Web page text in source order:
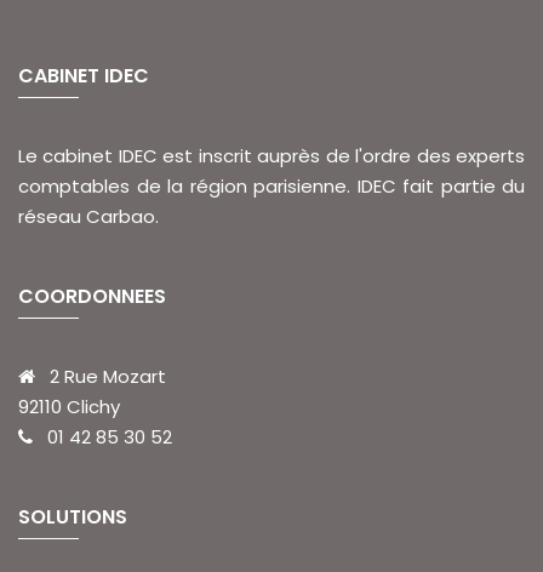
CABINET IDEC
Le cabinet IDEC est inscrit auprès de l'ordre des experts
comptables de la région parisienne. IDEC fait partie du
réseau Carbao.
COORDONNEES
2 Rue Mozart
92110 Clichy
01 42 85 30 52
SOLUTIONS